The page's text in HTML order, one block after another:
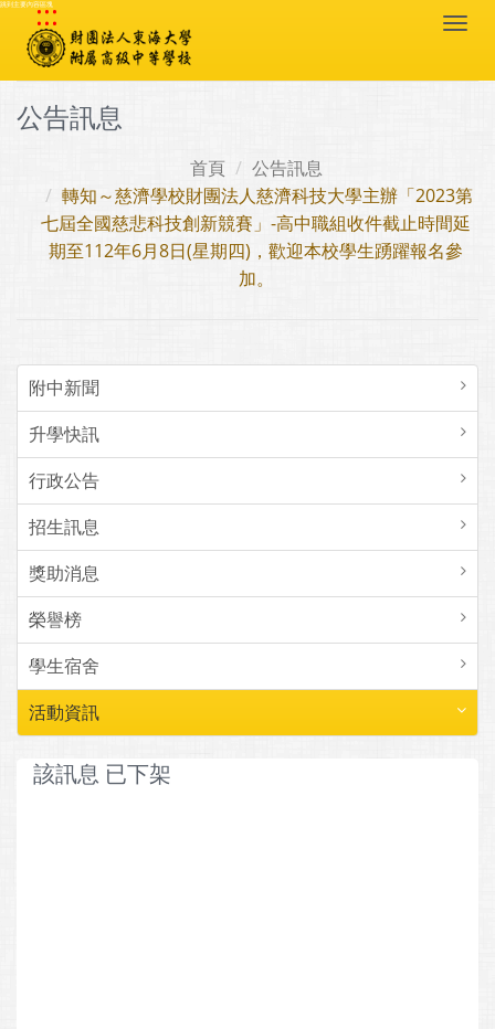
跳到主要內容區塊
:::
公告訊息
首頁
公告訊息
轉知～慈濟學校財團法人慈濟科技大學主辦「2023第
七屆全國慈悲科技創新競賽」-高中職組收件截止時間延
期至112年6月8日(星期四)，歡迎本校學生踴躍報名參
加。
附中新聞
升學快訊
行政公告
招生訊息
獎助消息
榮譽榜
學生宿舍
活動資訊
該訊息 已下架